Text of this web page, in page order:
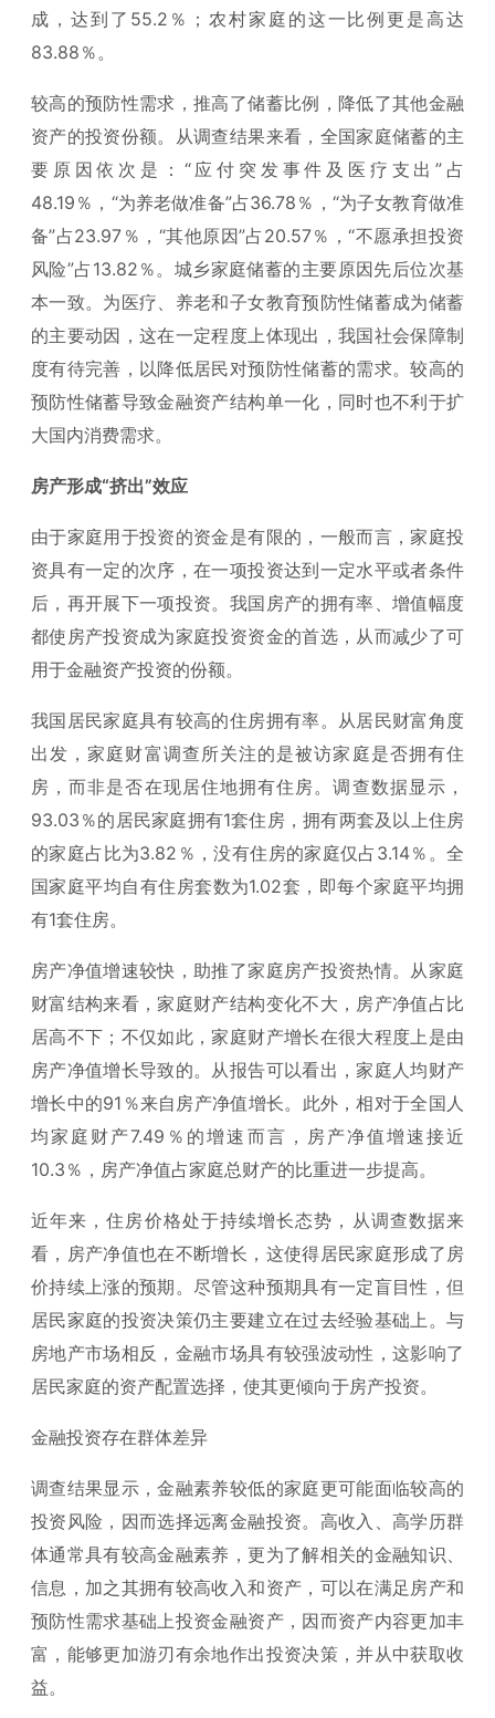
成，达到了55.2％；农村家庭的这一比例更是高达
83.88％。
较高的预防性需求，推高了储蓄比例，降低了其他金融
资产的投资份额。从调查结果来看，全国家庭储蓄的主
要原因依次是：“应付突发事件及医疗支出”占
48.19％，“为养老做准备”占36.78％，“为子女教育做准
备”占23.97％，“其他原因”占20.57％，“不愿承担投资
风险”占13.82％。城乡家庭储蓄的主要原因先后位次基
本一致。为医疗、养老和子女教育预防性储蓄成为储蓄
的主要动因，这在一定程度上体现出，我国社会保障制
度有待完善，以降低居民对预防性储蓄的需求。较高的
预防性储蓄导致金融资产结构单一化，同时也不利于扩
大国内消费需求。
房产形成“挤出”效应
由于家庭用于投资的资金是有限的，一般而言，家庭投
资具有一定的次序，在一项投资达到一定水平或者条件
后，再开展下一项投资。我国房产的拥有率、增值幅度
都使房产投资成为家庭投资资金的首选，从而减少了可
用于金融资产投资的份额。
我国居民家庭具有较高的住房拥有率。从居民财富角度
出发，家庭财富调查所关注的是被访家庭是否拥有住
房，而非是否在现居住地拥有住房。调查数据显示，
93.03％的居民家庭拥有1套住房，拥有两套及以上住房
的家庭占比为3.82％，没有住房的家庭仅占3.14％。全
国家庭平均自有住房套数为1.02套，即每个家庭平均拥
有1套住房。
房产净值增速较快，助推了家庭房产投资热情。从家庭
财富结构来看，家庭财产结构变化不大，房产净值占比
居高不下；不仅如此，家庭财产增长在很大程度上是由
房产净值增长导致的。从报告可以看出，家庭人均财产
增长中的91％来自房产净值增长。此外，相对于全国人
均家庭财产7.49％的增速而言，房产净值增速接近
10.3％，房产净值占家庭总财产的比重进一步提高。
近年来，住房价格处于持续增长态势，从调查数据来
看，房产净值也在不断增长，这使得居民家庭形成了房
价持续上涨的预期。尽管这种预期具有一定盲目性，但
居民家庭的投资决策仍主要建立在过去经验基础上。与
房地产市场相反，金融市场具有较强波动性，这影响了
居民家庭的资产配置选择，使其更倾向于房产投资。
金融投资存在群体差异
调查结果显示，金融素养较低的家庭更可能面临较高的
投资风险，因而选择远离金融投资。高收入、高学历群
体通常具有较高金融素养，更为了解相关的金融知识、
信息，加之其拥有较高收入和资产，可以在满足房产和
预防性需求基础上投资金融资产，因而资产内容更加丰
富，能够更加游刃有余地作出投资决策，并从中获取收
益。